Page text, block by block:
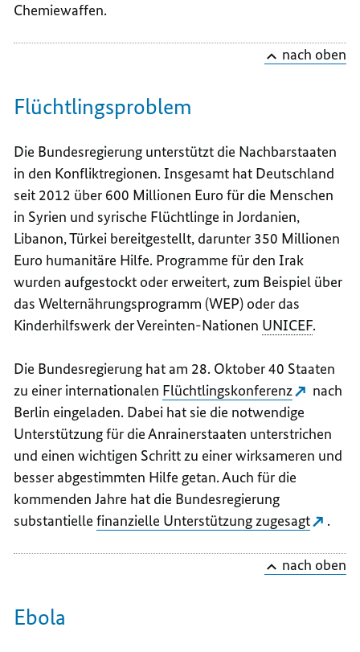
Chemiewaffen.
nach oben
Flüchtlingsproblem
Die Bundesregierung unterstützt die Nachbarstaaten
in den Konfliktregionen. Insgesamt hat Deutschland
seit 2012 über 600 Millionen Euro für die Menschen
in Syrien und syrische Flüchtlinge in Jordanien,
Libanon, Türkei bereitgestellt, darunter 350 Millionen
Euro humanitäre Hilfe. Programme für den Irak
wurden aufgestockt oder erweitert, zum Beispiel über
das Welternährungsprogramm (WEP) oder das
Kinderhilfswerk der Vereinten-Nationen UNICEF.
Die Bundesregierung hat am 28. Oktober 40 Staaten
zu einer internationalen Flüchtlingskonferenz
nach
Berlin eingeladen. Dabei hat sie die notwendige
Unterstützung für die Anrainerstaaten unterstrichen
und einen wichtigen Schritt zu einer wirksameren und
besser abgestimmten Hilfe getan. Auch für die
kommenden Jahre hat die Bundesregierung
substantiellefinanzielle Unterstützung zugesagt .
nach oben
Ebola